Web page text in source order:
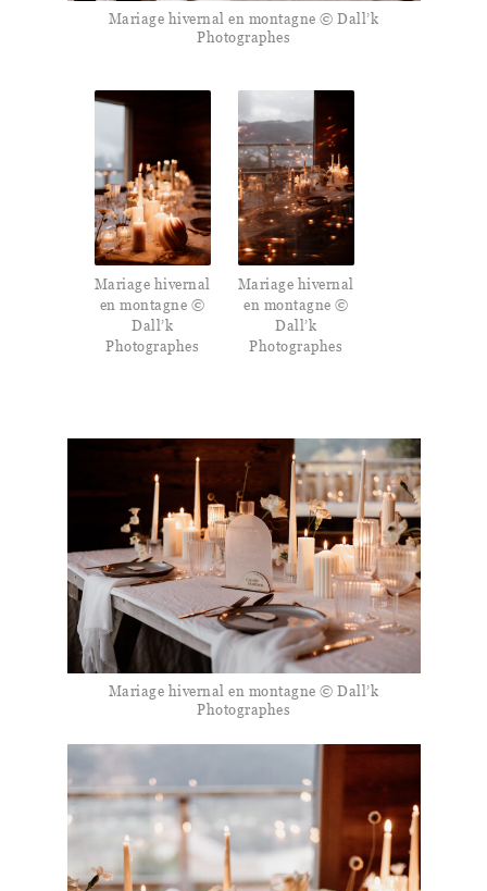
Mariage hivernal en montagne © Dall’k
Photographes
Mariage hivernal
en montagne ©
Dall’k
Photographes
Mariage hivernal
en montagne ©
Dall’k
Photographes
Mariage hivernal en montagne © Dall’k
Photographes